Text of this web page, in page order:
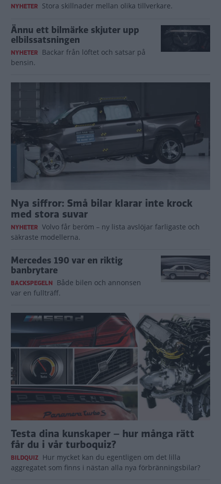
NYHETER Stora skillnader mellan olika tillverkare.
Ännu ett bilmärke skjuter upp
elbilssatsningen
NYHETER Backar från löftet och satsar på
bensin.
Nya siffror: Små bilar klarar inte krock
med stora suvar
NYHETER Volvo får beröm – ny lista avslöjar farligaste och
säkraste modellerna.
Mercedes 190 var en riktig
banbrytare
BACKSPEGELN Både bilen och annonsen
var en fullträff.
Testa dina kunskaper – hur många rätt
får du i vår turboquiz?
BILDQUIZ Hur mycket kan du egentligen om det lilla
aggregatet som finns i nästan alla nya förbränningsbilar?